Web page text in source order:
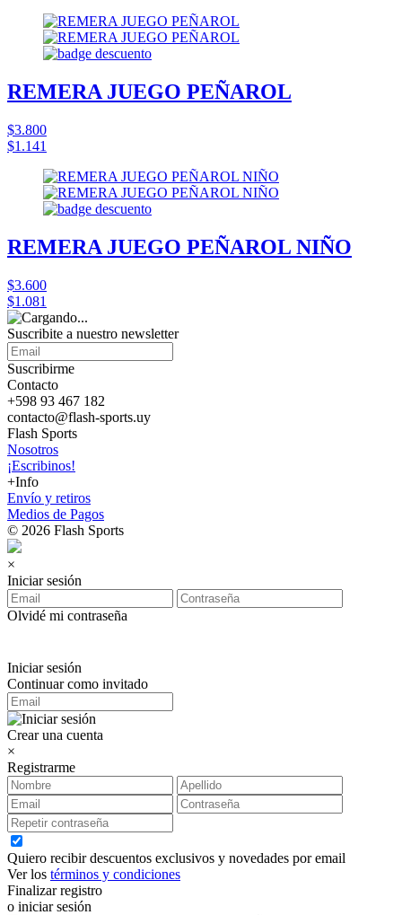
REMERA JUEGO PEÑAROL
$3.800
$1.141
REMERA JUEGO PEÑAROL NIÑO
$3.600
$1.081
Suscribite a nuestro newsletter
Suscribirme
Contacto
+598 93 467 182
contacto@flash-sports.uy
Flash Sports
Nosotros
¡Escribinos!
+Info
Envío y retiros
Medios de Pagos
© 2026 Flash Sports
×
Iniciar sesión
Olvidé mi contraseña
Iniciar sesión
Continuar como invitado
Crear una cuenta
×
Registrarme
Quiero recibir descuentos exclusivos y novedades por email
Ver los términos y condiciones
Finalizar registro
o iniciar sesión